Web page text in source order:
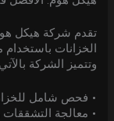
تقدم شركة هيكل
الخزانات باستخدام
وتتميز الشركة
• فحص شامل
• معالجة التشققات